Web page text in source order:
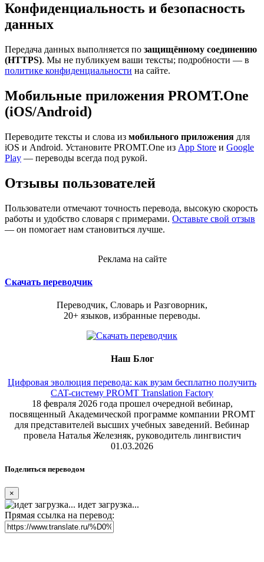
Конфиденциальность и безопасность
данных
Передача данных выполняется по защищённому соединению
(HTTPS). Мы не публикуем ваши тексты; подробности — в
политике конфиденциальности на сайте.
Мобильные приложения PROMT.One
(iOS/Android)
Переводите тексты и слова из мобильного приложения для
iOS и Android. Установите PROMT.One из App Store и Google
Play — переводы всегда под рукой.
Отзывы пользователей
Пользователи отмечают точность перевода, высокую скорость
работы и удобство словаря с примерами. Оставьте свой отзыв
— он помогает нам становиться лучше.
Реклама на сайте
Скачать переводчик
Переводчик, Словарь и Разговорник,
20+ языков, избранные переводы.
Наш Блог
Цифровая эволюция перевода: как вузам бесплатно получить
CAT-систему PROMT Translation Factory
18 февраля 2026 года прошел очередной вебинар,
посвященный Академической программе компании PROMT
для представителей высших учебных заведений. Вебинар
провела Наталья Железняк, руководитель лингвистич
01.03.2026
Поделиться переводом
×
идет загрузка...
Прямая ссылка на перевод: